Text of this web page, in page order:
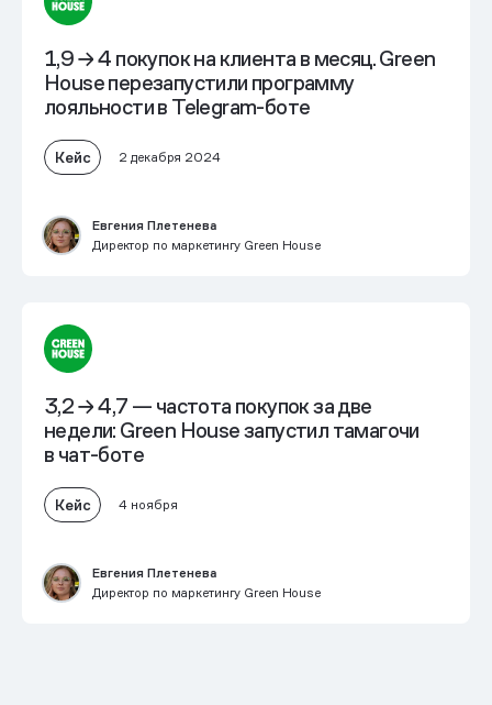
1,9 → 4 покупок на клиента в месяц.Green
House перезапустили программу
лояльности в Telegram-боте
Кейс 2 декабря 2024
Евгения Плетенева
Директор по маркетингу Green House
3,2 → 4,7 — частота покупок за две
недели: Green House запустил тамагочи
в чат-боте
Кейс 4 ноября
Евгения Плетенева
Директор по маркетингу Green House